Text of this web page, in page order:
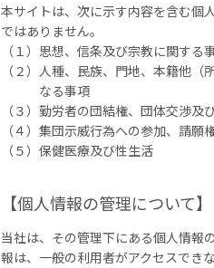
本サイトは、次に示す内容を含む個
ではありません。
（１）思想、信条及び宗教に関する
（２）人種、民族、門地、本籍他
なる事項
（３）勤労者の団結権、団体交渉
（４）集団示威行為への参加、請
（５）保健医療及び性生活
【個人情報の管理について】
当社は、その管理下にある個人情報
報は、一般の利用者がアクセスでき